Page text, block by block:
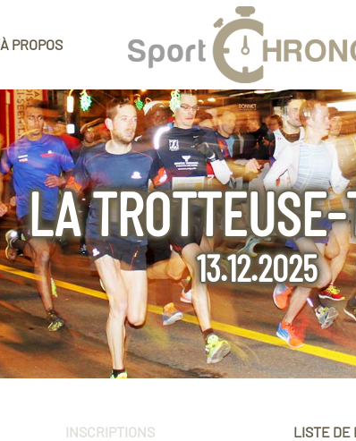
À PROPOS
LA
13.12.2025
INSCRIPTIONS LISTE DE